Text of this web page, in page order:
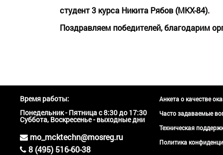
студент 3 курса Никита Рябов (МКХ-84).
Поздравляем победителей, благодарим
Время работы:
Понедельник - Пятница с 8:30 до 17:30
Суббота, Воскресенье - выходные дни
mo_mcktechn@mosreg.ru
8 (495) 516-60-38
Анкета о качестве
Часто задаваемые
Техническая
Политика